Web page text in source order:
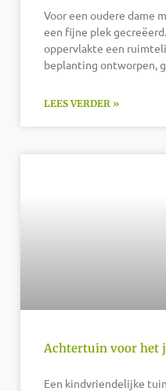
Voor een oudere dame
een fijne plek
oppervlakte een
beplanting ontworpen,
LEES VERDER »
Achtertuin voor het
Een kindvriendelijke